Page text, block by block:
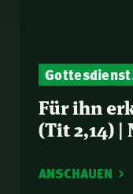
Für ihn
(Tit 2,14)
ANSCHAUEN